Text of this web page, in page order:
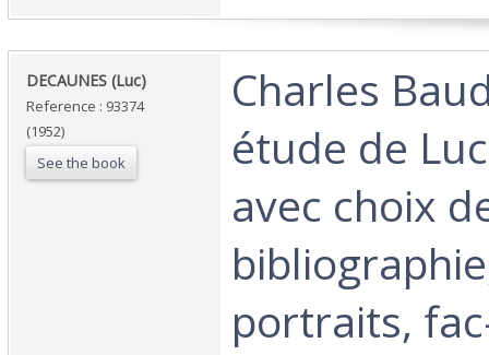
‎DECAUNES (Luc)‎
Reference : 93374
(1952)
See the book
‎Charles
étude de
avec choix
portraits,